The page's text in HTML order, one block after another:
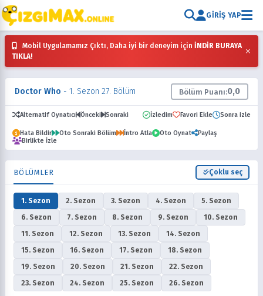
GIRIŞ YAP
Mobil Uygulamamız Çıktı, Daha iyi bir deneyim için İNDİR BURAYA
TIKLA!
×
Doctor Who - 1. Sezon 27. Bölüm Bölüm Puanı:0,0
Alternatif Oynatıcı Önceki Sonraki İzledim Favori Ekle Sonra izle
Hata Bildir Oto Sonraki Bölüm İntro Atla Oto Oynat
Paylaş
Birlikte İzle
BÖLÜMLER Çoklu seç
1. Sezon 2. Sezon 3. Sezon 4. Sezon
5. Sezon
6. Sezon
7. Sezon 8. Sezon 9. Sezon
10. Sezon
11. Sezon
12. Sezon 13. Sezon
14. Sezon
15. Sezon
16. Sezon 17. Sezon
18. Sezon
19. Sezon
20. Sezon 21. Sezon
22. Sezon
23. Sezon
24. Sezon 25. Sezon 26. Sezon